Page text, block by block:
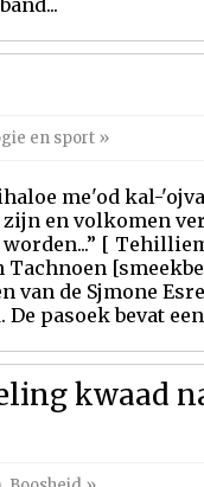
en sport »
me'od kal-
zijn en volkomen
[
van de Sjmone
pasoek bevat
kwaad